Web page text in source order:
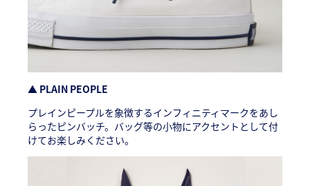
▲ PLAIN PEOPLE
プレインピープルを象徴するインフィニティマークをあし
らったピンバッチ。バッグ等の小物にアクセントとして付
けてお楽しみください。